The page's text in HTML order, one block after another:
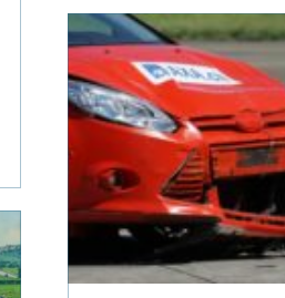
organiseret på, men
krigen i 1914-1918 blev
den første, hvor
pansrede k&os...